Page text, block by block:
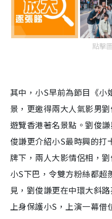
點擊
其中，小S早前為節目《小
景，更邀得兩大人氣影男
遊覽香港著名景點。劉俊
俊謙更介紹小S最時興的打
牌下，兩人大影情侶相，
小S下巴，令雙方粉絲都超
見，劉俊謙更在中環大斜
上身保護小S，上演一幕借